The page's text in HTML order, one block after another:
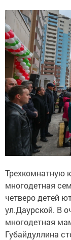
Трехкомнатную
многодетная
четверо детей
ул.Даурской. В
многодетная
Губайдуллина